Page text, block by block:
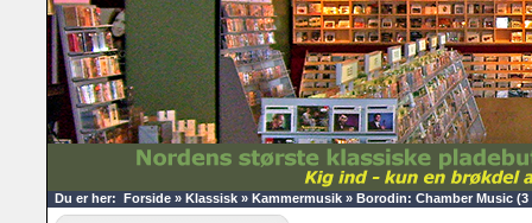
Du er her: Forside » Klassisk » Kammermusik » Borodin: Chamber Music (3